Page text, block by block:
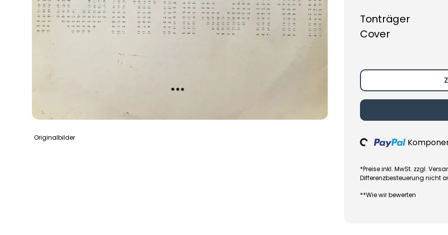
Originalbilder
Tonträger
Cover
Loading...
*Preise inkl. MwSt. zzgl.
Differenzbesteuerung nicht
**Wie wir bewerten